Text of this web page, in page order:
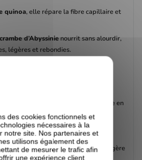
quinoa, elle répare la fibre capillaire et
crambe d’Abyssinienourrit sans alourdir,
légères et rebondies.
cheveux bouclés au quotidien
boucles souples et légères
grâce à l’extrait de quinoa riche en
et la souplesse des cheveux plus
de cheveux grâce à sa texture légère
des cookies fonctionnels et
nécessaires à la
notre site. Nos partenaires et
utilisons également des
de mesurer le trafic afin
une expérience client